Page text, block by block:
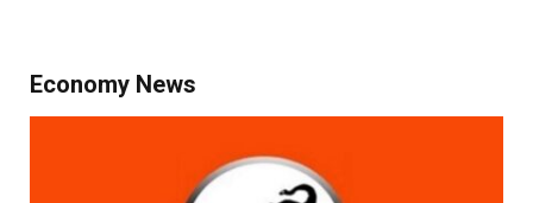
Economy News